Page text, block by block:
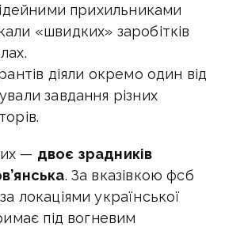
прихильниками
«швидких» заробітків
діяли окремо один від
завдання різних
— двоє зрадників
. За вказівкою фсб
локаціями української
під вогневим